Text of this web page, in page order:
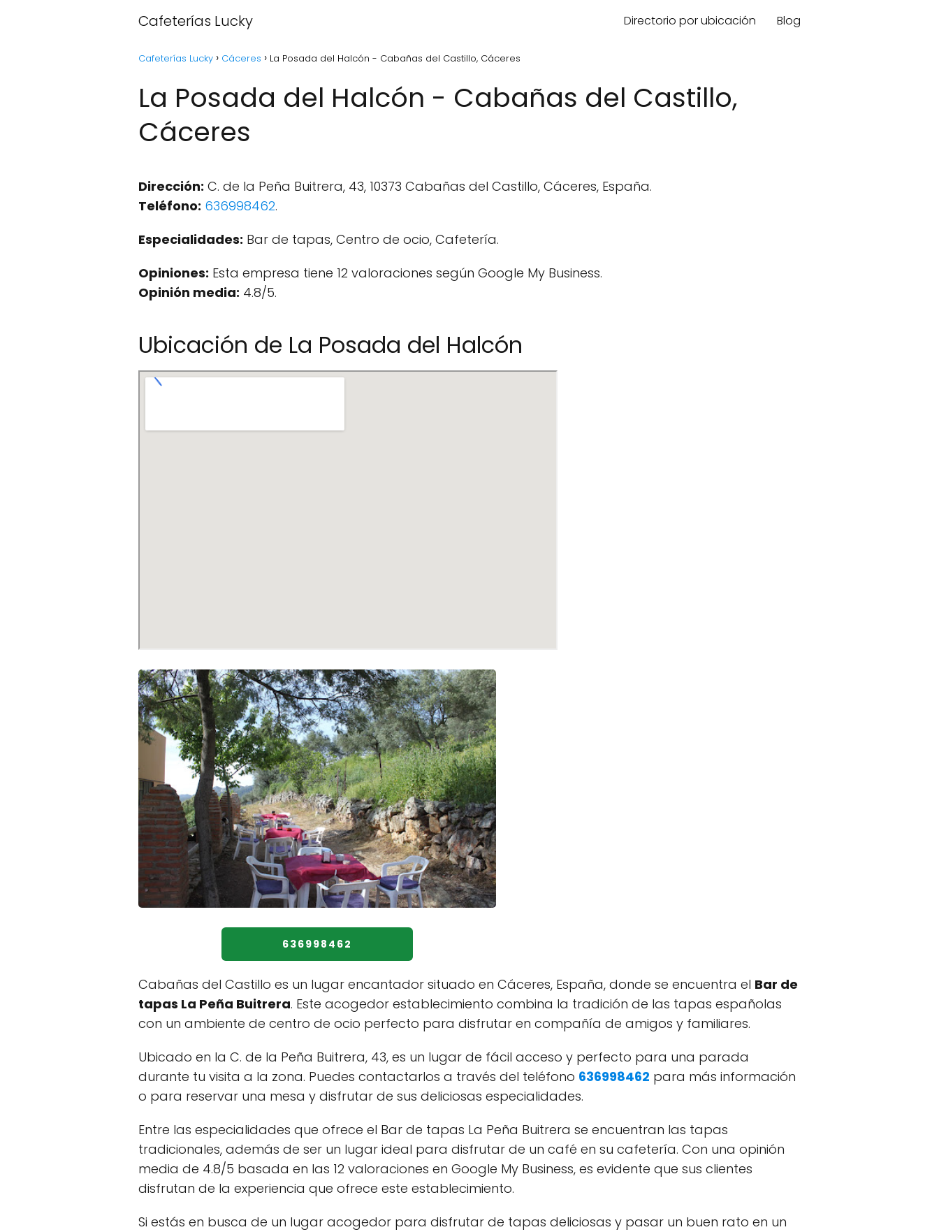
Cafeterías Lucky Directorio por ubicación Blog
Cafeterías Lucky Cáceres La Posada del Halcón - Cabañas del Castillo, Cáceres
La Posada del Halcón - Cabañas del Castillo,
Cáceres
Dirección: C. de la Peña Buitrera, 43, 10373 Cabañas del Castillo, Cáceres, España.
Teléfono: 636998462.
Especialidades: Bar de tapas, Centro de ocio, Cafetería.
Opiniones: Esta empresa tiene 12 valoraciones según Google My Business.
Opinión media: 4.8/5.
Ubicación de La Posada del Halcón
636998462
Cabañas del Castillo es un lugar encantador situado en Cáceres, España, donde se encuentra el Bar de
tapas La Peña Buitrera. Este acogedor establecimiento combina la tradición de las tapas españolas
con un ambiente de centro de ocio perfecto para disfrutar en compañía de amigos y familiares.
Ubicado en la C. de la Peña Buitrera, 43, es un lugar de fácil acceso y perfecto para una parada
durante tu visita a la zona. Puedes contactarlos a través del teléfono 636998462 para más información
o para reservar una mesa y disfrutar de sus deliciosas especialidades.
Entre las especialidades que ofrece el Bar de tapas La Peña Buitrera se encuentran las tapas
tradicionales, además de ser un lugar ideal para disfrutar de un café en su cafetería. Con una opinión
media de 4.8/5 basada en las 12 valoraciones en Google My Business, es evidente que sus clientes
disfrutan de la experiencia que ofrece este establecimiento.
Si estás en busca de un lugar acogedor para disfrutar de tapas deliciosas y pasar un buen rato en un